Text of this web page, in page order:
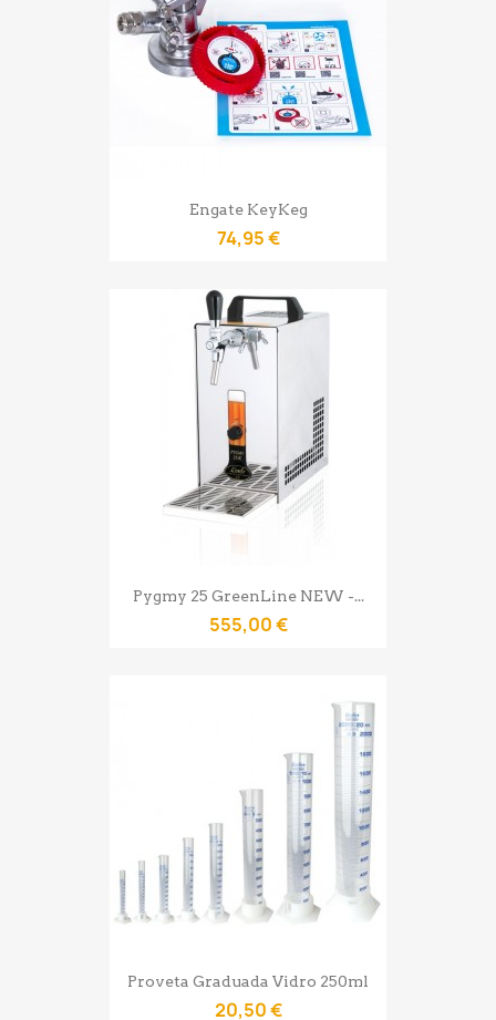
Engate KeyKeg
74,95 €
Pygmy 25 GreenLine NEW -...
555,00 €
Proveta Graduada Vidro 250ml
20,50 €